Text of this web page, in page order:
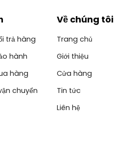
trả hàng
hành
hàng
chuyển
Về chúng tôi
Trang chủ
Giới thiệu
Cửa hàng
Tin tức
Liên hệ